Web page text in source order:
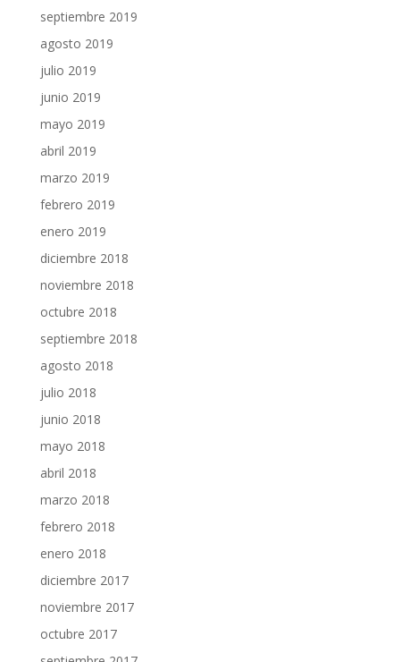
septiembre 2019
agosto 2019
julio 2019
junio 2019
mayo 2019
abril 2019
marzo 2019
febrero 2019
enero 2019
diciembre 2018
noviembre 2018
octubre 2018
septiembre 2018
agosto 2018
julio 2018
junio 2018
mayo 2018
abril 2018
marzo 2018
febrero 2018
enero 2018
diciembre 2017
noviembre 2017
octubre 2017